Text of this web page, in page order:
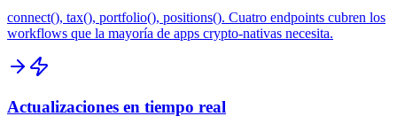
connect(), tax(), portfolio(), positions(). Cuatro endpoints cubren los
workflows que la mayoría de apps crypto-nativas necesita.
Actualizaciones en tiempo real